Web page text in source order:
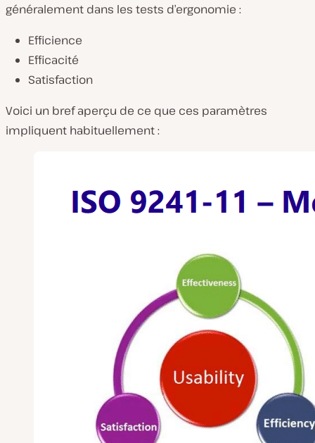
généralement dans les tests d’ergonomie :
Efficience
Efficacité
Satisfaction
Voici un bref aperçu de ce que ces paramètres
impliquent habituellement :